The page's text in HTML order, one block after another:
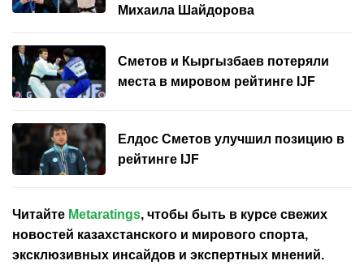
Михаила Шайдорова
Сметов и Кыргызбаев потеряли
места в мировом рейтинге IJF
Елдос Сметов улучшил позицию в
рейтинге IJF
Читайте Metaratings, чтобы быть в курсе свежих
новостей казахстанского и мирового спорта,
эксклюзивных инсайдов и экспертных мнений.